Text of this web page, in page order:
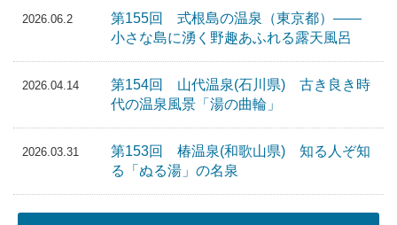
2026.06.2
第155回 式根島の温泉（東京都）――
小さな島に湧く野趣あふれる露天風呂
2026.04.14
第154回 山代温泉(石川県) 古き良き時
代の温泉風景「湯の曲輪」
2026.03.31
第153回 椿温泉(和歌山県) 知る人ぞ知
る「ぬる湯」の名泉